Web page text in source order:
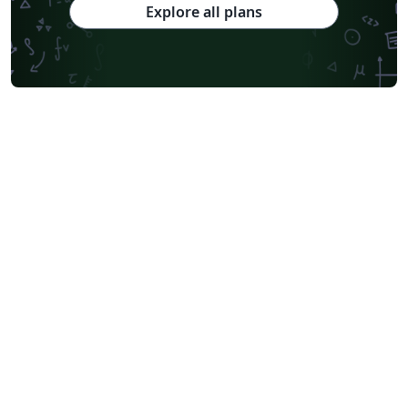
Explore all plans